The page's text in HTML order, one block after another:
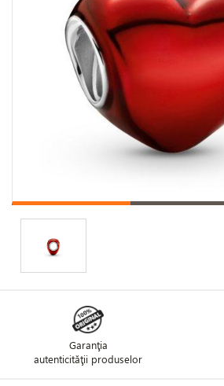
Garanţia
autenticităţii produselor